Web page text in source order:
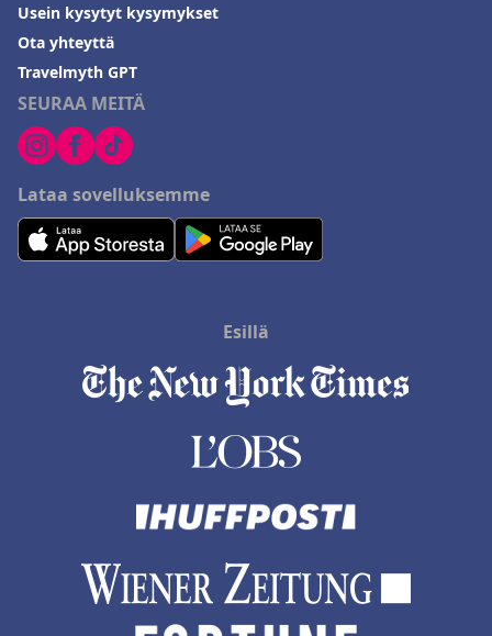
SEURAA MEITÄ
Lataa sovelluksemme
Usein kysytyt kysymykset
Ota yhteyttä
Travelmyth GPT
Esillä